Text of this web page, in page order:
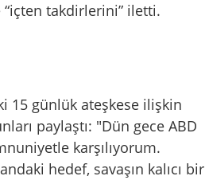
takdirlerini” iletti.
15 günlük ateşkese ilişkin
paylaştı: "Dün gece ABD
karşılıyorum.
hedef, savaşın kalıcı bir